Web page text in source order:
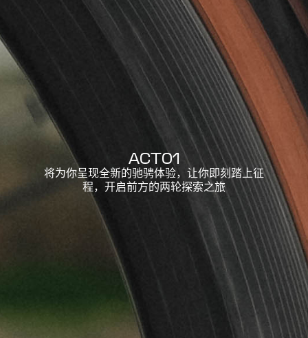
AC T 01
将为你呈现全新的驰骋体验，让你即刻踏上征
程，开启前方的两轮探索之旅